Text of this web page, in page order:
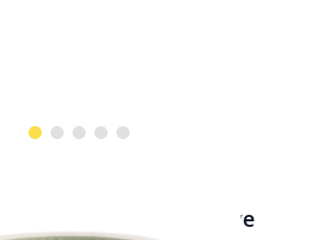
Intex PureSPa Olive